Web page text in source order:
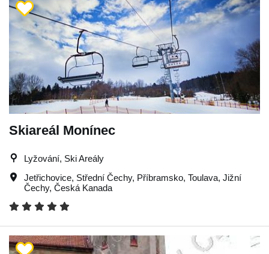
Skiareál Monínec
Lyžování, Ski Areály
Jetřichovice, Střední Čechy, Příbramsko, Toulava, Jižní
Čechy, Česká Kanada